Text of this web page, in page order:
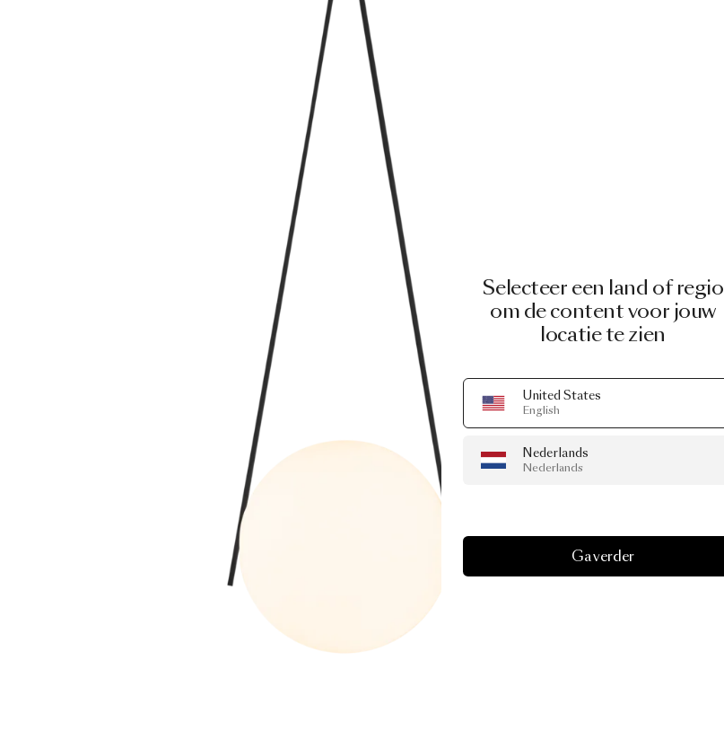
Selecteer een land of regio
om de content voor jouw
locatie te zien
United States
English
Nederlands
Nederlands
Ga verder